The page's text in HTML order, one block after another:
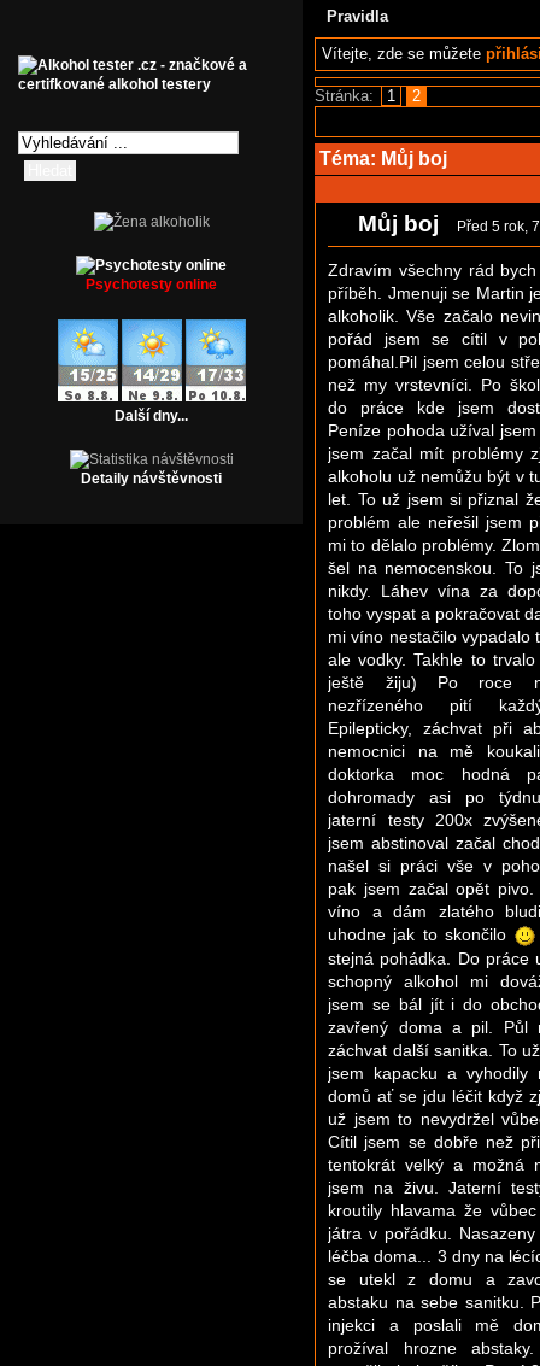
Pravidla
Vítejte,zde se můžete
Stránka: 1 2
Téma: Můj boj
Můj boj Před 5 rok,
Zdravím všechny rád
příběh. Jmenuji se Martin
alkoholik. Vše začalo
pořád jsem se cítil v
pomáhal.Pil jsem celou
než my vrstevníci. Po
do práce kde jsem
Peníze pohoda užíval
jsem začal mít problémy
alkoholu už nemůžu být v
let. To už jsem si přiznal
problém ale neřešil jsem
mi to dělalo problémy.
šel na nemocenskou. To
nikdy. Láhev vína za
toho vyspat a pokračovat
mi víno nestačilo vypadalo
ale vodky. Takhle to
ještě žiju) Po roce
nezřízeného pití
Epilepticky, záchvat při
nemocnici na mě
doktorka moc hodná
dohromady asi po
jaterní testy 200x
jsem abstinoval začal
našel si práci vše v
pak jsem začal opět
víno a dám zlatého
uhodne jak to skončilo
stejná pohádka. Do práce
schopný alkohol mi
jsem se bál jít i do
zavřený doma a pil. Půl
záchvat další sanitka. To
jsem kapacku a vyhodily
domů ať se jdu léčit když
už jsem to nevydržel
Cítil jsem se dobře než
tentokrát velký a možná
jsem na živu. Jaterní
kroutily hlavama že
játra v pořádku.
léčba doma... 3 dny na
se utekl z domu a
abstaku na sebe sanitku.
injekci a poslali mě
prožíval hrozne
Psychotesty online
Další dny...
Detaily návštěvnosti